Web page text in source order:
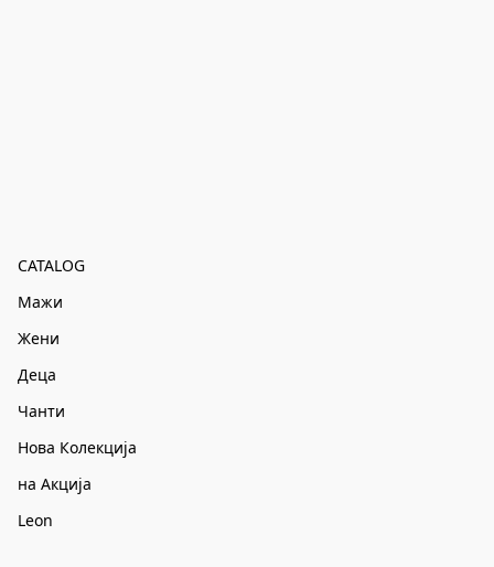
CATALOG
Мажи
Жени
Деца
Чанти
Нова Колекција
на Акција
Leon